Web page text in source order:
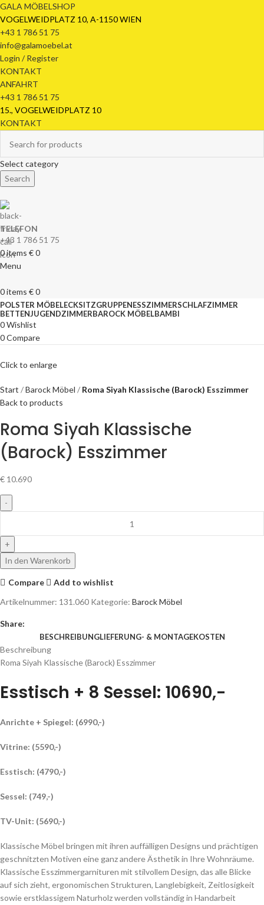
GALA MÖBELSHOP
VOGELWEIDPLATZ 10, A-1150 WIEN
+43 1 786 51 75
info@galamoebel.at
Login / Register
KONTAKT
ANFAHRT
+43 1 786 51 75
15., VOGELWEIDPLATZ 10
KONTAKT
Select category
Search
TELEFON
+43 1 786 51 75
0items €0
Menu
0items €0
POLSTER MÖBELECKSITZGRUPPENESSZIMMERSCHLAFZIMMER
BETTENJUGENDZIMMERBAROCK MÖBELBAMBI
0Wishlist
0Compare
Click to enlarge
Start Barock Möbel
Roma Siyah Klassische (Barock) Esszimmer
Back to products
Roma Siyah Klassische
(Barock) Esszimmer
€ 10.690
In den Warenkorb
Compare
Add to wishlist
Artikelnummer: 131.060 Kategorie: Barock Möbel
Share:
BESCHREIBUNGLIEFERUNG- & MONTAGEKOSTEN
Beschreibung
Roma Siyah Klassische (Barock) Esszimmer
Esstisch + 8 Sessel: 10690,-
Anrichte + Spiegel: (6990,-)
Vitrine: (5590,-)
Esstisch: (4790,-)
Sessel: (749,-)
TV-Unit: (5690,-)
Klassische Möbel bringen mit ihren auffälligen Designs und prächtigen
geschnitzten Motiven eine ganz andere Ästhetik in Ihre Wohnräume.
Klassische Esszimmergarnituren mit stilvollem Design, das alle Blicke
auf sich zieht, ergonomischen Strukturen, Langlebigkeit, Zeitlosigkeit
sowie erstklassigem Naturholz werden vollständig in Handarbeit